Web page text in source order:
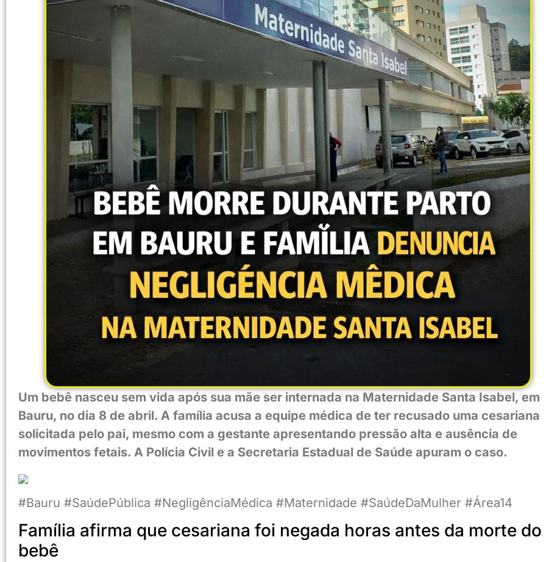
Um bebê nasceu sem vida após sua mãe ser internada na Maternidade Santa Isabel, em
Bauru, no dia 8 de abril. A família acusa a equipe médica de ter recusado uma cesariana
solicitada pelo pai, mesmo com a gestante apresentando pressão alta e ausência de
movimentos fetais. A Polícia Civil e a Secretaria Estadual de Saúde apuram o caso.
#Bauru #SaúdePública #NegligênciaMédica #Maternidade #SaúdeDaMulher #Área14
Família afirma que cesariana foi negada horas antes da morte do
bebê